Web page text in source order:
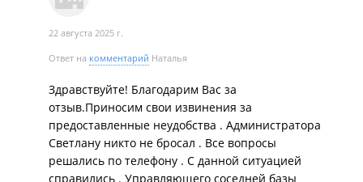
оставались без света и воды. Сами руководители
реагировали на ситуацию с выключением света и
отдыхающие базы "Утес" оставались брошенными.
директоры Руслан и Роман, ОДНА справлялась с
этими проблемами.
У нас был ребенок, у которого высыпала сыпь
неизвестного происхождения, но Роман (директор
турбазы "Утёс") привез лекарства, за что ему
22 августа 2025 г.
Ответ на комментарий Наталья
Здравствуйте! Благодарим Вас за
отзыв.Приносим свои извинения за
предоставленные неудобства . Администратора
Светлану никто не бросал . Все вопросы
решались по телефону . С данной ситуацией
справились . Управляющего соседней базы